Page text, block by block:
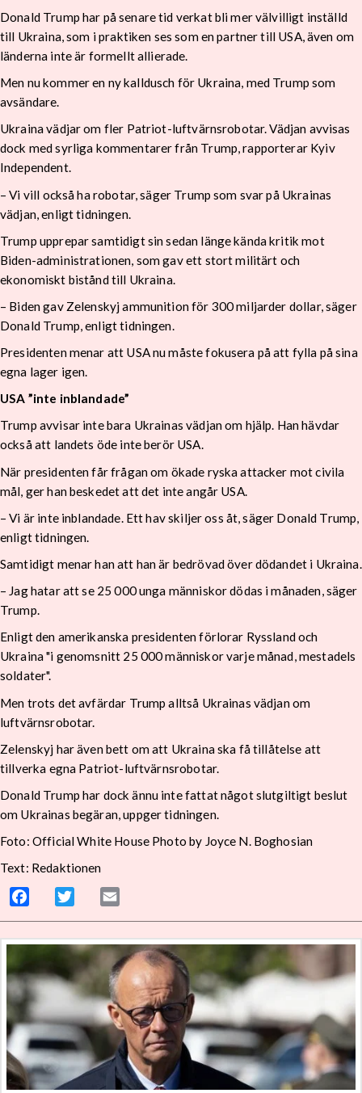
Donald Trump har på senare tid verkat bli mer välvilligt inställd
till Ukraina, som i praktiken ses som en partner till USA, även om
länderna inte är formellt allierade.
Men nu kommer en ny kalldusch för Ukraina, med Trump som
avsändare.
Ukraina vädjar om fler Patriot-luftvärnsrobotar. Vädjan avvisas
dock med syrliga kommentarer från Trump, rapporterar Kyiv
Independent.
– Vi vill också ha robotar, säger Trump som svar på Ukrainas
vädjan, enligt tidningen.
Trump upprepar samtidigt sin sedan länge kända kritik mot
Biden-administrationen, som gav ett stort militärt och
ekonomiskt bistånd till Ukraina.
– Biden gav Zelenskyj ammunition för 300 miljarder dollar, säger
Donald Trump, enligt tidningen.
Presidenten menar att USA nu måste fokusera på att fylla på sina
egna lager igen.
USA ”inte inblandade”
Trump avvisar inte bara Ukrainas vädjan om hjälp. Han hävdar
också att landets öde inte berör USA.
När presidenten får frågan om ökade ryska attacker mot civila
mål, ger han beskedet att det inte angår USA.
– Vi är inte inblandade. Ett hav skiljer oss åt, säger Donald Trump,
enligt tidningen.
Samtidigt menar han att han är bedrövad över dödandet i Ukraina.
– Jag hatar att se 25 000 unga människor dödas i månaden, säger
Trump.
Enligt den amerikanska presidenten förlorar Ryssland och
Ukraina "i genomsnitt 25 000 människor varje månad, mestadels
soldater".
Men trots det avfärdar Trump alltså Ukrainas vädjan om
luftvärnsrobotar.
Zelenskyj har även bett om att Ukraina ska få tillåtelse att
tillverka egna Patriot-luftvärnsrobotar.
Donald Trump har dock ännu inte fattat något slutgiltigt beslut
om Ukrainas begäran, uppger tidningen.
Foto: Official White House Photo by Joyce N. Boghosian
Text: Redaktionen
Facebook Twitter